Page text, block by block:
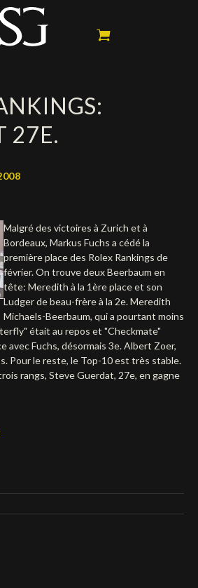
27E.
Malgré des victoires à Zurich et à
Bordeaux, Markus Fuchs a cédé la
première place des Rolex Rankings de
février. On trouve deux Beerbaum en
tête: Meredith à la 1ère place et son
Ludger de beau-frère à la 2e. Meredith
Michaels-Beerbaum, qui a pourtant moins
était au repos et "Checkmate"
avec Fuchs, désormais 3e. Albert Zoer,
Pour le reste, le Top-10 est très stable.
rangs, Steve Guerdat, 27e, en gagne